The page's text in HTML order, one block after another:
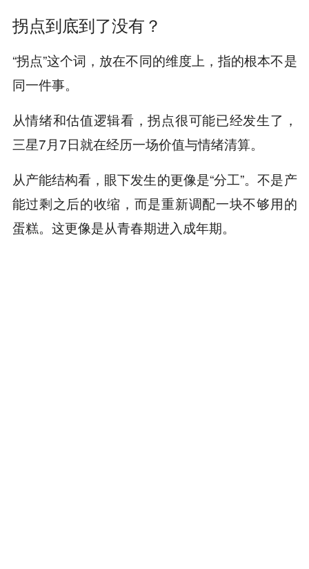
拐点到底到了没有？
“拐点”这个词，放在不同的维度上，指的根本不是
同一件事。
从情绪和估值逻辑看，拐点很可能已经发生了，
三星7月7日就在经历一场价值与情绪清算。
从产能结构看，眼下发生的更像是“分工”。不是产
能过剩之后的收缩，而是重新调配一块不够用的
蛋糕。这更像是从青春期进入成年期。